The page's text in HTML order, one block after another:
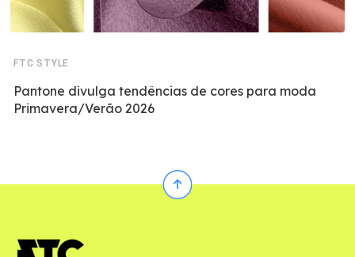
FTC STYLE
Pantone divulga tendências de cores para moda
Primavera/Verão 2026